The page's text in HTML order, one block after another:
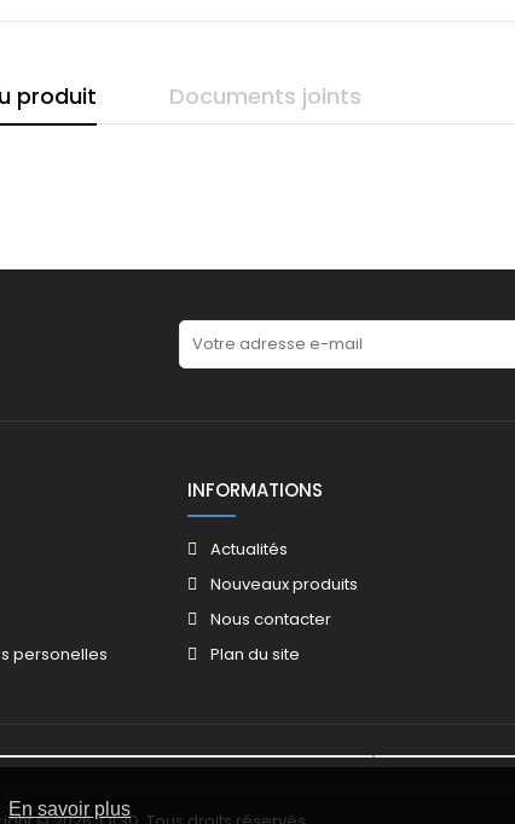
En savoir plus
produit Documents joints
personelles
INFORMATIONS
Actualités
Nouveaux produits
Nous contacter
Plan du site